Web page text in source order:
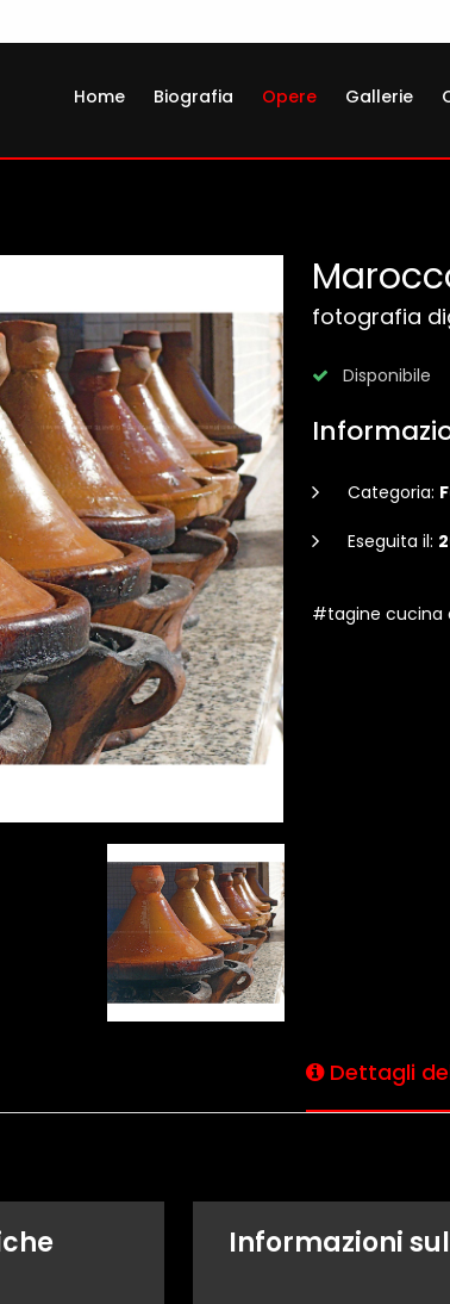
Home Biografia Opere Gallerie
fotografia
Disponibile
Categoria:
Eseguita il:
#tagine cucina
Dettagli
Informazioni